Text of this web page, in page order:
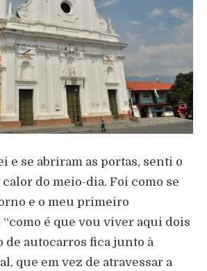
e se abriram as portas, senti o
do meio-dia. Foi como se
e o meu primeiro
é que vou viver aqui dois
de autocarros fica junto à
que em vez de atravessar a